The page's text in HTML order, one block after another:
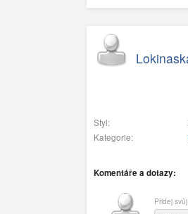
Styl:
Kategorie:
Komentáře a dotazy:
Přidej